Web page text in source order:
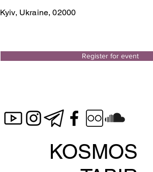
Kyiv, Ukraine, 02000
Register for event
KOSMOS